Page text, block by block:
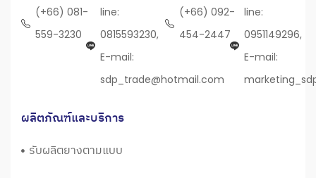
(+66) 081-
559-3230
line:
0815593230,
E-mail:
sdp_trade@hotmail.com
(+66) 092-
454-2447
line:
0951149296,
E-mail:
ผลิตภัณฑ์และบริการ
รับผลิตยางตามแบบ